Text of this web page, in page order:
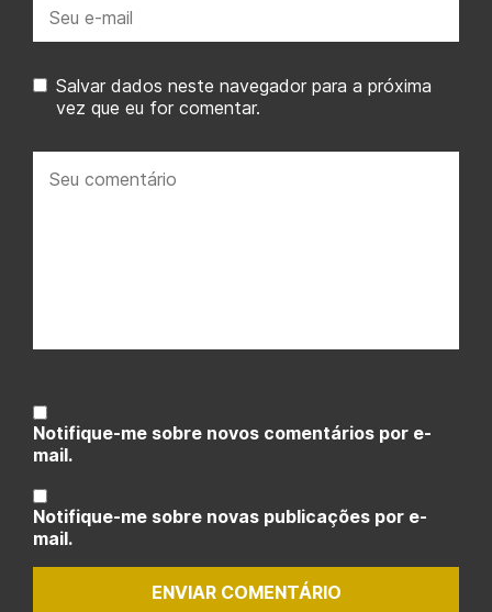
mail:
Salvar dados neste navegador para a próxima
vez que eu for comentar.
comentário:
Notifique-me sobre novos comentários por e-
mail.
Notifique-me sobre novas publicações por e-
mail.
ENVIAR COMENTÁRIO